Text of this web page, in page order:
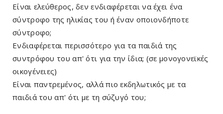
Είναι ελεύθερος, δεν ενδιαφέρεται να έχει ένα
σύντροφο της ηλικίας του ή έναν οποιονδήποτε
σύντροφο;
Ενδιαφέρεται περισσότερο για τα παιδιά της
συντρόφου του απ' ότι για την ίδια; (σε μονογονεϊκές
οικογένειες)
Είναι παντρεμένος, αλλά πιο εκδηλωτικός με τα
παιδιά του απ' ότι με τη σύζυγό του;